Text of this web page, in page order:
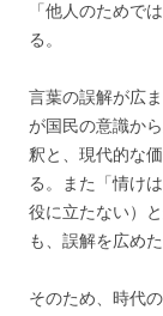
「他人のため
る。
言葉の誤解が広
が国民の意識か
釈と、現代的な
る。また「情け
役に立たない）
も、誤解を広め
そのため、時代